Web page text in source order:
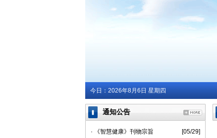
今日： 2026年8月6日 星期四
通知公告
· 《智慧健康》刊物宗旨
[05/29]